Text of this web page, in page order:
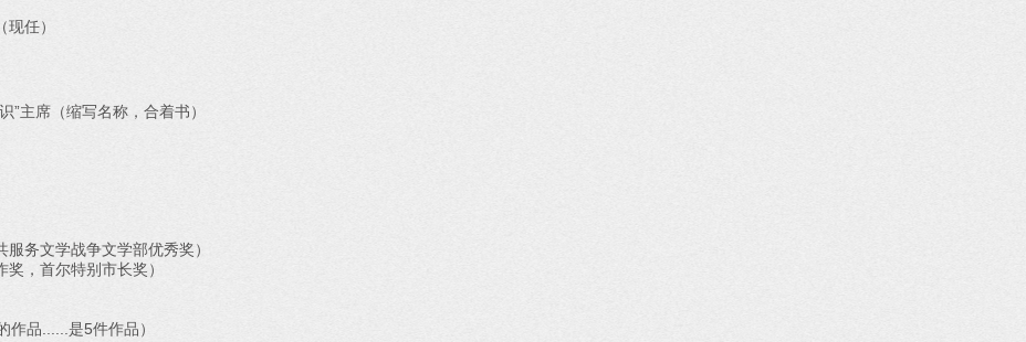
任）
”主席（缩写名称，合着书）
务文学战争文学部优秀奖）
，首尔特别市长奖）
作品......是5件作品）